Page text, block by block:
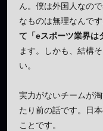
ん。僕は外国人なの
なものは無理なんです
て「eスポーツ業界は
ます。しかも、結構
い。
実力がないチームが
たり前の話です。日
ことです。